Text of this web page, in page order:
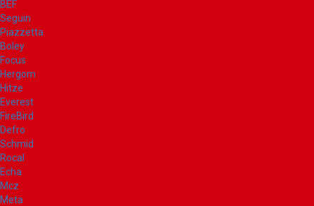
BEF
Seguin
Piazzetta
Boley
Focus
Hergom
Hitze
Everest
FireBird
Defro
Schmid
Rocal
Echa
Mcz
Meta